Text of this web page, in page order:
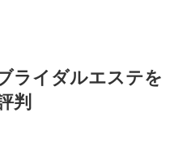
ライダルエステを
判